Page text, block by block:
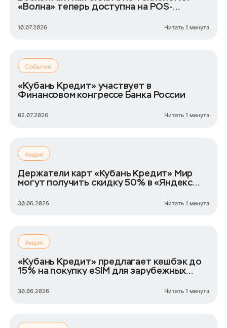
«Волна» теперь доступна на POS-
10.07.2026 Читать 1 минута
События
«Кубань Кредит» участвует в
Финансовом конгрессе Банка России
02.07.2026 Читать 1 минута
Акция
Держатели карт «Кубань Кредит» Мир
могут получить скидку 50% в «Яндекс
30.06.2026 Читать 1 минута
Акция
«Кубань Кредит» предлагает кешбэк до
15% на покупку eSIM для зарубежных
30.06.2026 Читать 1 минута